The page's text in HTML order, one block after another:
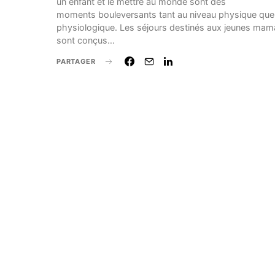
moments bouleversants tant au niveau physique que
physiologique. Les séjours destinés aux jeunes
sont conçus…
PARTAGER